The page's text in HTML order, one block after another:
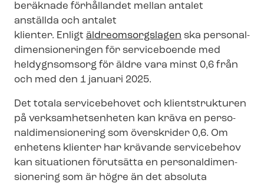
beräknade förhållandet mellan antalet
anställda och antalet
klienter. Enligt äldreomsorgslagen ska per­so­nal­
di­men­sio­ne­ring­en för serviceboende med
heldygnsomsorg för äldre vara minst 0,6 från
och med den 1 januari 2025.
Det totala servicebehovet och klientstrukturen
på verk­sam­het­sen­he­ten kan kräva en per­so­
nal­di­men­sio­ne­ring som överskrider 0,6. Om
enhetens klienter har krävande servicebehov
kan situationen förutsätta en per­so­nal­di­men­
sio­ne­ring som är högre än det absoluta